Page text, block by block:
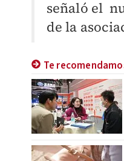
señaló el
de la
Te